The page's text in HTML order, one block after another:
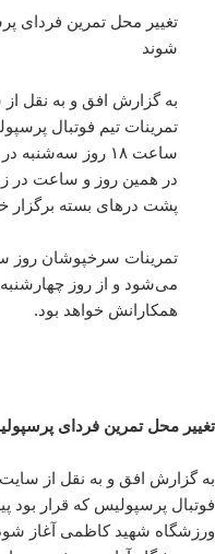
تغییر محل تمرین
شوند
به گزارش افق و به نقل
تمرینات تیم فوتبال
ساعت ۱۸ روز
در همین روز و ساعت در
پشت درهای بسته برگزار
تمرینات سرخپوشان روز
می‌شود و از روز
همکارانش خواهد بود.
تغییر محل تمرین فردای
به گزارش افق و به نقل از
ورزشگاه شهید کاظمی آغاز